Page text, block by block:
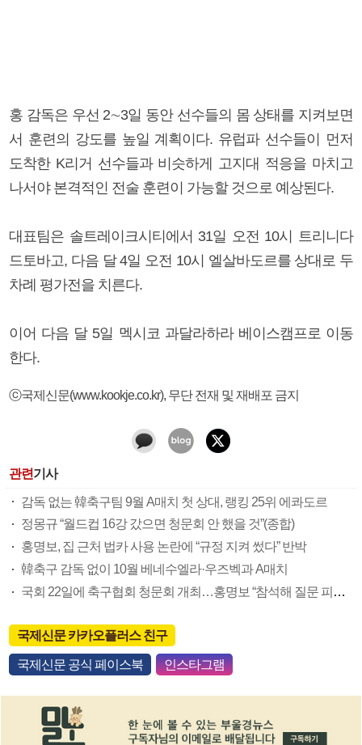
홍 감독은 우선 2∼3일 동안 선수들의 몸 상태를 지켜보면
서 훈련의 강도를 높일 계획이다. 유럽파 선수들이 먼저
도착한 K리거 선수들과 비슷하게 고지대 적응을 마치고
나서야 본격적인 전술 훈련이 가능할 것으로 예상된다.
대표팀은 솔트레이크시티에서 31일 오전 10시 트리니다
드토바고, 다음 달 4일 오전 10시 엘살바도르를 상대로 두
차례 평가전을 치른다.
이어 다음 달 5일 멕시코 과달라하라 베이스캠프로 이동
한다.
ⓒ국제신문(www.kookje.co.kr), 무단 전재 및 재배포 금지
관련기사
감독 없는 韓축구팀 9월 A매치 첫 상대, 랭킹 25위 에콰도르
정몽규 “월드컵 16강 갔으면 청문회 안 했을 것”(종합)
홍명보, 집 근처 법카 사용 논란에 “규정 지켜 썼다” 반박
韓축구 감독 없이 10월 베네수엘라·우즈벡과 A매치
국회 22일에 축구협회 청문회 개최…홍명보 “참석해 질문 피하지 않겠다”(종합)
국제신문 카카오플러스 친구
국제신문 공식 페이스북 인스타그램